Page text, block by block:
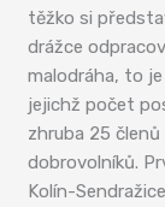
těžko si
drážce
malodráha, to
jejichž počet
zhruba 25
dobrovolníků.
Kolín-